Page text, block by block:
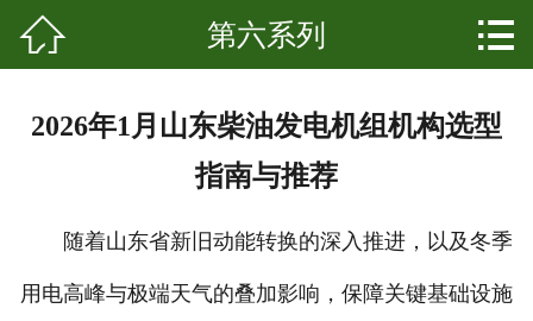
 第六系列 
2026年1月山东柴油发电机组机构选型
指南与推荐
随着山东省新旧动能转换的深入推进，以及冬季
用电高峰与极端天气的叠加影响，保障关键基础设施